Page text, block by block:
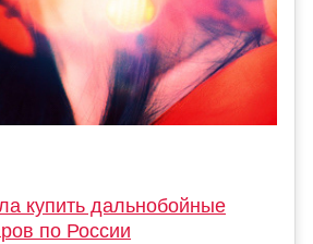
купить дальнобойные
по России